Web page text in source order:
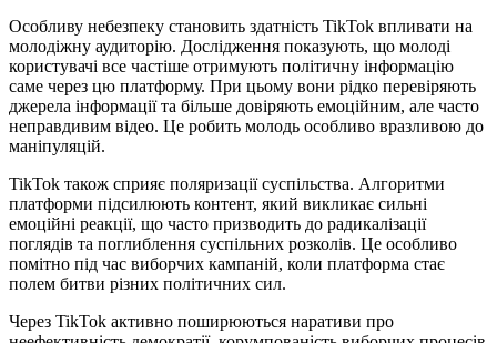
Особливу небезпеку становить здатність TikTok впливати на
молодіжну аудиторію. Дослідження показують, що молоді
користувачі все частіше отримують політичну інформацію
саме через цю платформу. При цьому вони рідко перевіряють
джерела інформації та більше довіряють емоційним, але часто
неправдивим відео. Це робить молодь особливо вразливою до
маніпуляцій.
TikTok також сприяє поляризації суспільства. Алгоритми
платформи підсилюють контент, який викликає сильні
емоційні реакції, що часто призводить до радикалізації
поглядів та поглиблення суспільних розколів. Це особливо
помітно під час виборчих кампаній, коли платформа стає
полем битви різних політичних сил.
Через TikTok активно поширюються наративи про